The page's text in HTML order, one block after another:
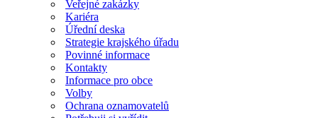
Veřejné zakázky
Kariéra
Úřední deska
Strategie krajského úřadu
Povinné informace
Kontakty
Informace pro obce
Volby
Ochrana oznamovatelů